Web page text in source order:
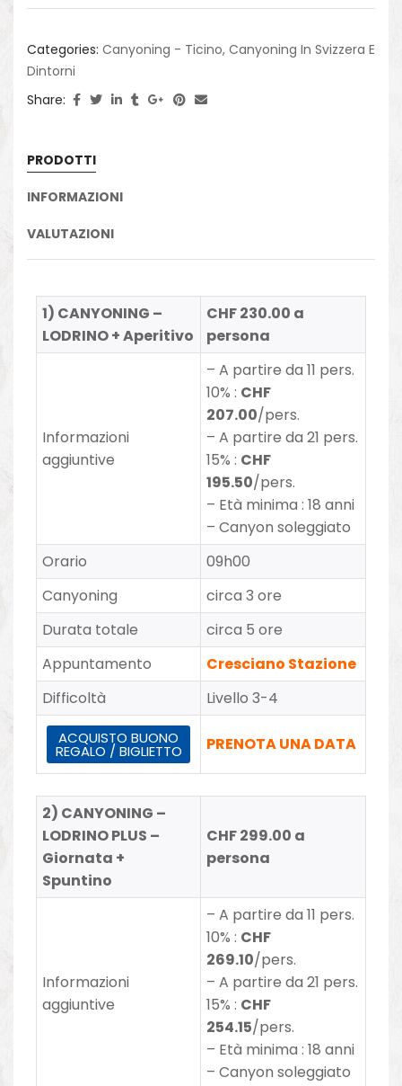
Categories: Canyoning - Ticino, Canyoning In Svizzera E
Dintorni
Share:
PRODOTTI
INFORMAZIONI
VALUTAZIONI
1) CANYONING –
LODRINO + Aperitivo
CHF 230.00 a
persona
Informazioni
aggiuntive
– A partire da 11 pers.
10% : CHF
207.00/pers.
– A partire da 21 pers.
15% : CHF
195.50/pers.
– Età minima : 18 anni
–Canyon soleggiato
Orario
09h00
Canyoning
circa 3 ore
Durata totale
circa 5 ore
Appuntamento
Cresciano Stazione
Difficoltà
Livello 3-4
ACQUISTO BUONO
REGALO / BIGLIETTO PRENOTA UNA DATA
2) CANYONING –
LODRINO PLUS –
Giornata +
Spuntino
CHF 299.00 a
persona
Informazioni
aggiuntive
– A partire da 11 pers.
10% : CHF
269.10/pers.
– A partire da 21 pers.
15% : CHF
254.15/pers.
– Età minima : 18 anni
–Canyon soleggiato